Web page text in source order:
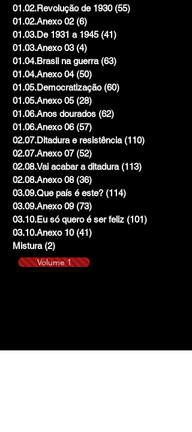
01.02.Revolução de 1930 (55)
01.02.Anexo 02 (6)
01.03.De 1931 a 1945 (41)
01.03.Anexo 03 (4)
01.04.Brasil na guerra (63)
01.04.Anexo 04 (50)
01.05.Democratização (60)
01.05.Anexo 05 (28)
01.06.Anos dourados (62)
01.06.Anexo 06 (57)
02.07.Ditadura e resistência (110)
02.07.Anexo 07 (52)
02.08.Vai acabar a ditadura (113)
02.08.Anexo 08 (36)
03.09.Que país é este? (114)
03.09.Anexo 09 (73)
03.10.Eu só quero é ser feliz (101)
03.10.Anexo 10 (41)
Mistura (2)
Volume 1